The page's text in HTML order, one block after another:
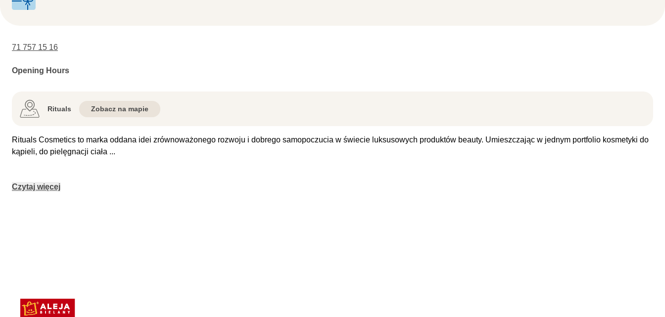
71 757 15 16
Opening Hours
Rituals Zobacz na mapie
Rituals Cosmetics to marka oddana idei zrównoważonego rozwoju i dobrego samopoczucia w świecie luksusowych produktów beauty. Umieszczając w jednym portfolio kosmetyki do
kąpieli, do pielęgnacji ciała ...
Czytaj więcej